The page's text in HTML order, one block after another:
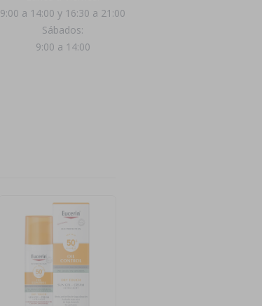
9:00 a 14:00 y 16:30 a 21:00
Sábados:
9:00 a 14:00